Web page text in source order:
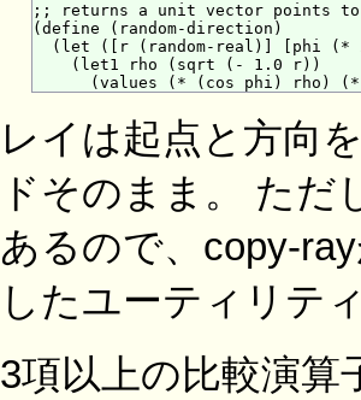
;; returns a unit vector points to
(define (random-direction)
(let ([r (random-real)] [phi (*
    (let1 rho (sqrt (- 1.0 r))
レイは起点と方向
ドそのまま。 ただ
あるので、copy-
したユーティリテ
3項以上の比較演算